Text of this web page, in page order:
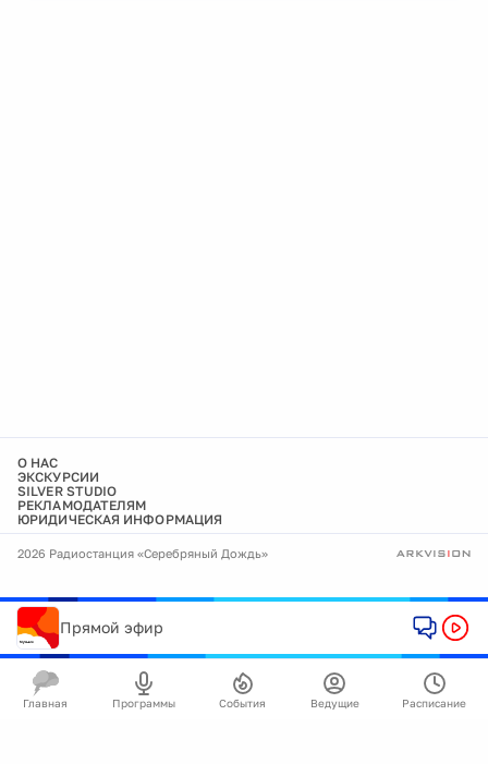
О НАС
ЭКСКУРСИИ
SILVER STUDIO
РЕКЛАМОДАТЕЛЯМ
ЮРИДИЧЕСКАЯ ИНФОРМАЦИЯ
2026 Радиостанция «Серебряный Дождь»
Прямой эфир
Главная Программы События Ведущие Расписание